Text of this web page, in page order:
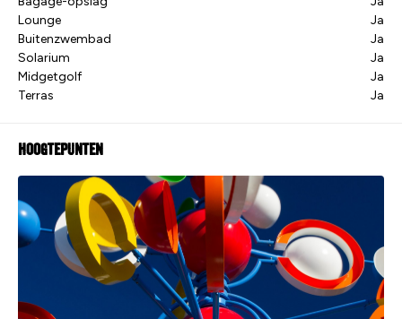
Lounge
Ja
Buitenzwembad
Ja
Solarium
Ja
Midgetgolf
Ja
Terras
Ja
Hoogtepunten